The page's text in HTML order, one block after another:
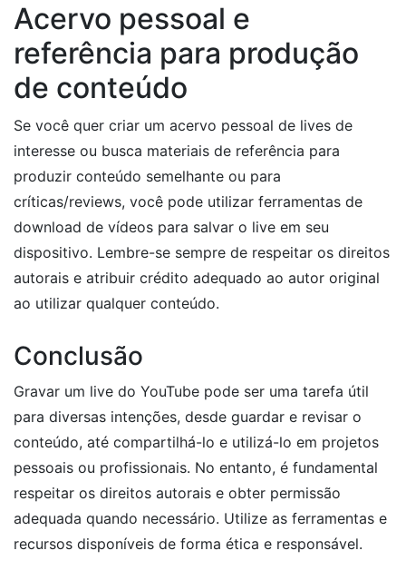
Acervo pessoal e
referência para produção
de conteúdo
Se você quer criar um acervo pessoal de lives de
interesse ou busca materiais de referência para
produzir conteúdo semelhante ou para
críticas/reviews, você pode utilizar ferramentas de
download de vídeos para salvar o live em seu
dispositivo. Lembre-se sempre de respeitar os direitos
autorais e atribuir crédito adequado ao autor original
ao utilizar qualquer conteúdo.
Conclusão
Gravar um live do YouTube pode ser uma tarefa útil
para diversas intenções, desde guardar e revisar o
conteúdo, até compartilhá-lo e utilizá-lo em projetos
pessoais ou profissionais. No entanto, é fundamental
respeitar os direitos autorais e obter permissão
adequada quando necessário. Utilize as ferramentas e
recursos disponíveis de forma ética e responsável.